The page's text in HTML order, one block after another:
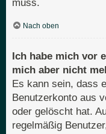
muss.
Nach oben
Ich habe mich vor
mich aber nicht
Es kann sein, dass
Benutzerkonto aus
oder gelöscht hat.
regelmäßig